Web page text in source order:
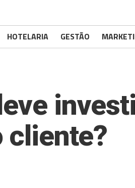
HOTELARIA GESTÃO
cliente?